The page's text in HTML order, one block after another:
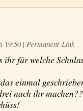
19:50 | Permanent-Link
ihr für welche
einmal
nach ihr machen??